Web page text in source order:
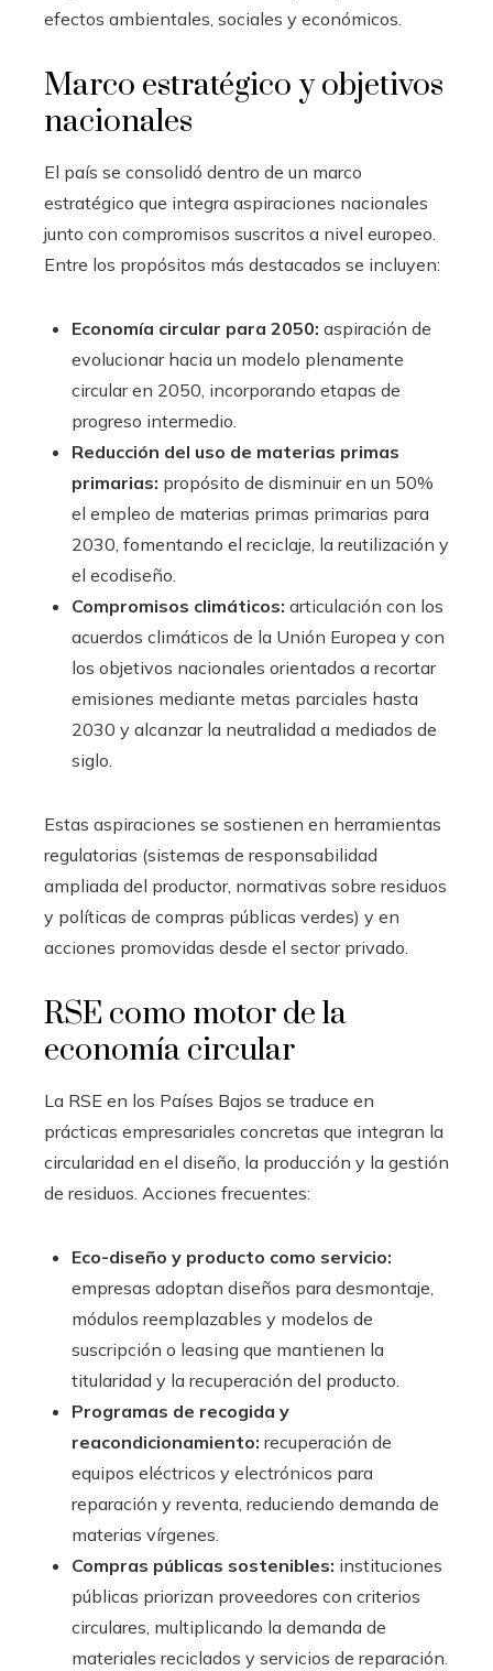
efectos ambientales, sociales y económicos.
Marco estratégico y objetivos
nacionales
El país se consolidó dentro de un marco
estratégico que integra aspiraciones nacionales
junto con compromisos suscritos a nivel europeo.
Entre los propósitos más destacados se incluyen:
Economía circular para 2050: aspiración de
evolucionar hacia un modelo plenamente
circular en 2050, incorporando etapas de
progreso intermedio.
Reducción del uso de materias primas
primarias: propósito de disminuir en un 50%
el empleo de materias primas primarias para
2030, fomentando el reciclaje, la reutilización y
el ecodiseño.
Compromisos climáticos: articulación con los
acuerdos climáticos de la Unión Europea y con
los objetivos nacionales orientados a recortar
emisiones mediante metas parciales hasta
2030 y alcanzar la neutralidad a mediados de
siglo.
Estas aspiraciones se sostienen en herramientas
regulatorias (sistemas de responsabilidad
ampliada del productor, normativas sobre residuos
y políticas de compras públicas verdes) y en
acciones promovidas desde el sector privado.
RSE como motor de la
economía circular
La RSE en los Países Bajos se traduce en
prácticas empresariales concretas que integran la
circularidad en el diseño, la producción y la gestión
de residuos. Acciones frecuentes:
Eco-diseño y producto como servicio:
empresas adoptan diseños para desmontaje,
módulos reemplazables y modelos de
suscripción o leasing que mantienen la
titularidad y la recuperación del producto.
Programas de recogida y
reacondicionamiento: recuperación de
equipos eléctricos y electrónicos para
reparación y reventa, reduciendo demanda de
materias vírgenes.
Compras públicas sostenibles: instituciones
públicas priorizan proveedores con criterios
circulares, multiplicando la demanda de
materiales reciclados y servicios de reparación.